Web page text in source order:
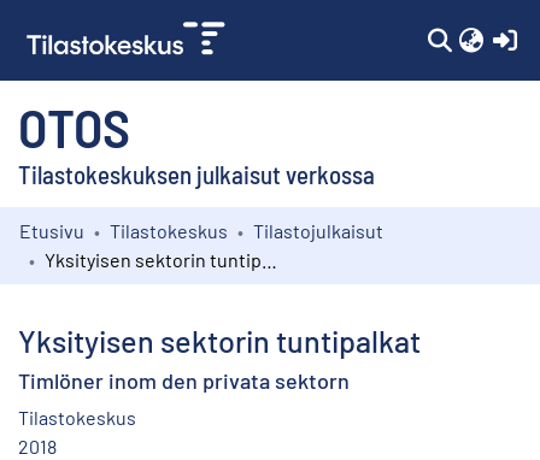
OTOS
Tilastokeskuksen julkaisut verkossa
Kokoelmat
Etusivu Tilastokeskus
Tilastojulkaisut
Yksityisen sektorin tuntipalkat
Timlöner inom den privata sektorn
Tilastokeskus
2018